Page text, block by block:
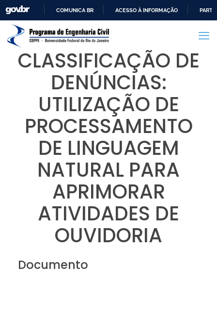
PARA
CONTEÚDO
COMUNICA BR ACESSO À INFORMAÇÃO
CLASSIFICAÇÃO DE
DENÚNCIAS:
UTILIZAÇÃO DE
PROCESSAMENTO
DE LINGUAGEM
NATURAL PARA
APRIMORAR
ATIVIDADES DE
OUVIDORIA
Documento